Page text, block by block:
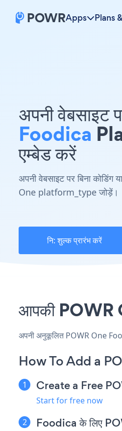
Apps Plans
अपनी
Foodica
एम्बेड करें
अपनी वेबसाइट पर बिना
One platform_type जोड़ें।
नि: शुल्क प्रारंभ करें
आपकी POWR
अपनी अनुकूलित POWR One
How To Add a
Create a Free
Start for free now
Foodica के लिए